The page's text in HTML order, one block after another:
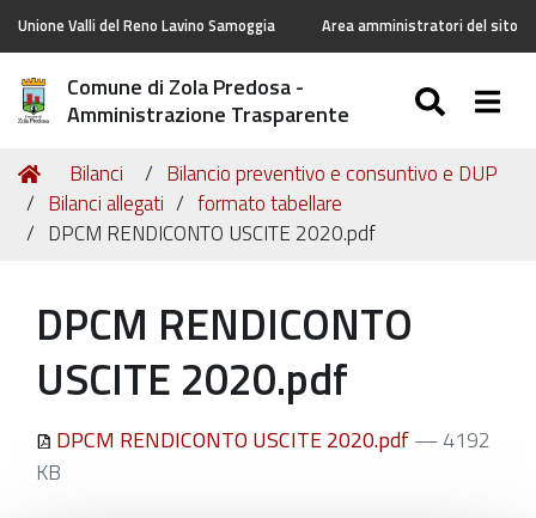
Unione Valli del Reno Lavino Samoggia Area amministratori del sito
Comune di Zola Predosa -
Amministrazione Trasparente
Tu
sei
qui:
Home
Bilanci
Bilancio preventivo e consuntivo e DUP
Bilanci allegati
formato tabellare
DPCM RENDICONTO USCITE 2020.pdf
DPCM RENDICONTO
USCITE 2020.pdf
DPCM RENDICONTO USCITE 2020.pdf— 4192
KB